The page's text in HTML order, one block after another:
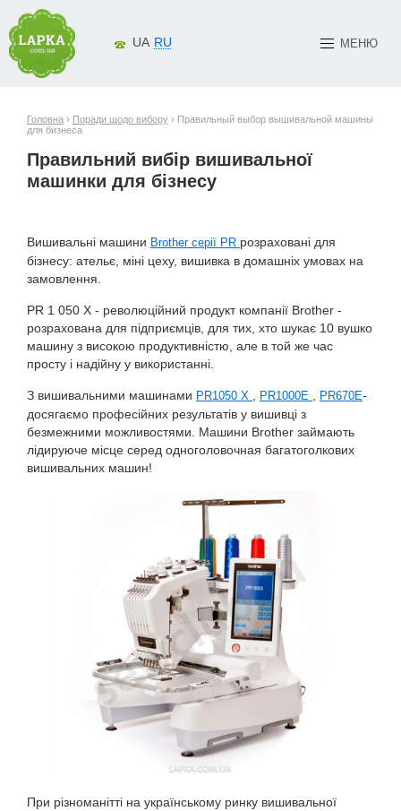
МЕНЮ
UA RU
Головна › Поради щодо вибору › Правильный выбор вышивальной машины
для бизнеса
Правильний вибір вишивальної
машинки для бізнесу
Вишивальні машини Brother серії PR розраховані для
бізнесу: ательє, міні цеху, вишивка в домашніх умовах на
замовлення.
PR 1 050 Х - революційний продукт компанії Brother -
розрахована для підприємців, для тих, хто шукає 10 вушко
машину з високою продуктивністю, але в той же час
просту і надійну у використанні.
З вишивальними машинами PR1050 X PR1000E PR670E-
досягаємо професійних результатів у вишивці з
безмежними можливостями. Машини Brother займають
лідируюче місце серед одноголовочная багатоголкових
вишивальних машин!
При різноманітті на українському ринку вишивальної